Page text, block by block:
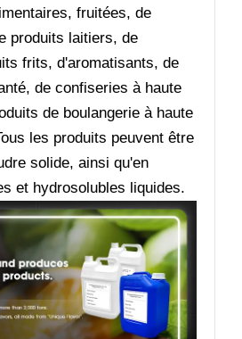
fruitées, de
produits laitiers, de
frits, d'aromatisants, de
de confiseries à haute
de boulangerie à haute
les produits peuvent être
solide, ainsi qu'en
et hydrosolubles liquides.